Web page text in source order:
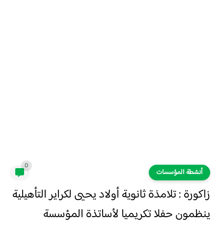
أنشطة المؤسسات
0
زاكورة : تلامذة ثانوية أولاد يحيى لكراير التأهيلية
ينظمون حفلا تكريميا لأساتذة المؤسسة